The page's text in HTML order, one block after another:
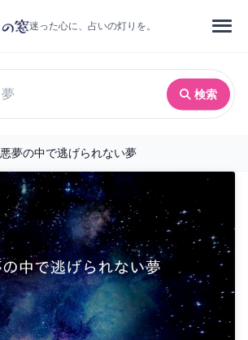
迷った心に、占いの灯りを。
検索
悪夢の中で逃げられない夢